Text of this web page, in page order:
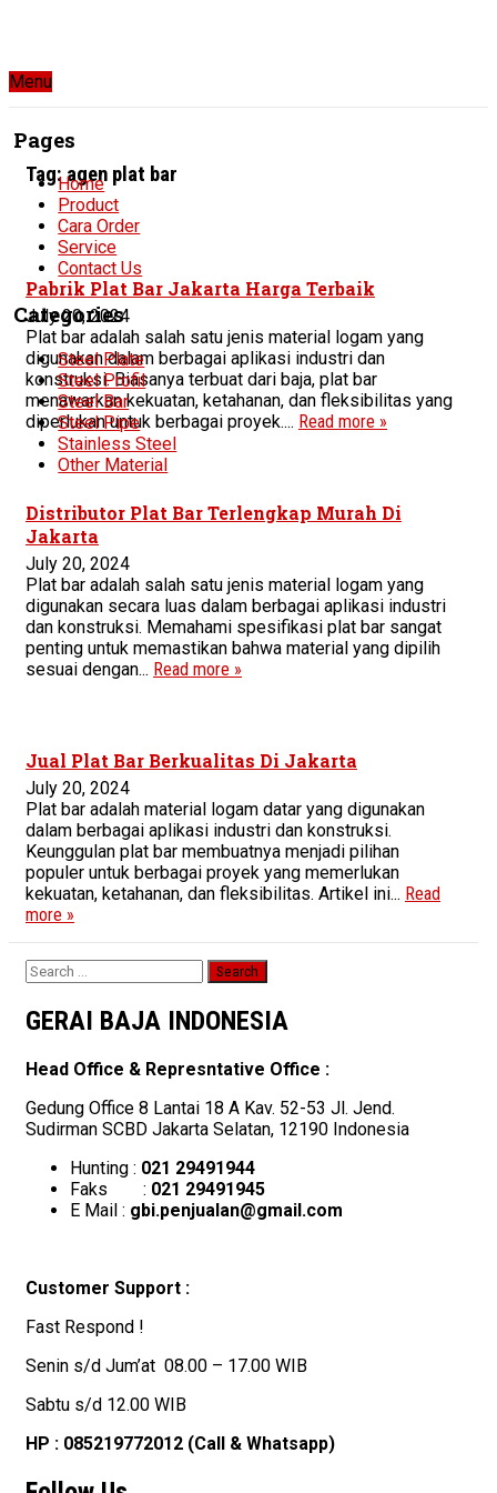
Menu
Pages
Home
Product
Cara Order
Service
Contact Us
Categories
Steel Plate
Steel Profil
Steel Bar
Steel Pipe
Stainless Steel
Other Material
Tag:agen plat bar
Pabrik Plat Bar Jakarta Harga Terbaik
July 20, 2024
Plat bar adalah salah satu jenis material logam yang
digunakan dalam berbagai aplikasi industri dan
konstruksi. Biasanya terbuat dari baja, plat bar
menawarkan kekuatan, ketahanan, dan fleksibilitas yang
diperlukan untuk berbagai proyek.... Read more »
Distributor Plat Bar Terlengkap Murah Di
Jakarta
July 20, 2024
Plat bar adalah salah satu jenis material logam yang
digunakan secara luas dalam berbagai aplikasi industri
dan konstruksi. Memahami spesifikasi plat bar sangat
penting untuk memastikan bahwa material yang dipilih
sesuai dengan... Read more »
Jual Plat Bar Berkualitas Di Jakarta
July 20, 2024
Plat bar adalah material logam datar yang digunakan
dalam berbagai aplikasi industri dan konstruksi.
Keunggulan plat bar membuatnya menjadi pilihan
populer untuk berbagai proyek yang memerlukan
kekuatan, ketahanan, dan fleksibilitas. Artikel ini... Read
more »
Search
GERAI BAJA INDONESIA
Head Office & Represntative Office :
Gedung Office 8 Lantai 18 A Kav. 52-53 Jl. Jend.
Sudirman SCBD Jakarta Selatan, 12190 Indonesia
Hunting : 021 29491944
Faks : 021 29491945
E Mail : gbi.penjualan@gmail.com
Customer Support :
Fast Respond !
Senin s/d Jum’at 08.00 – 17.00 WIB
Sabtu s/d 12.00 WIB
HP : 085219772012 (Call & Whatsapp)